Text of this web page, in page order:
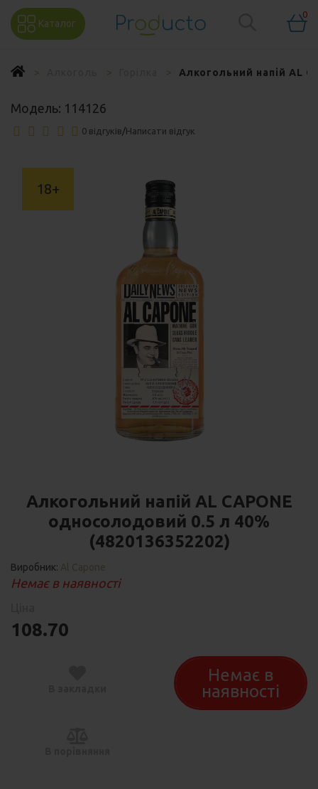
Каталог
0
Алкогольний напій AL
Модель: 114126
0 відгуків/Написати відгук
18+
Алкогольний напій AL CAPONE
односолодовий 0.5 л 40%
(4820136352202)
Виробник: Al Capone
Немає в наявності
108.70
Немає в
наявності